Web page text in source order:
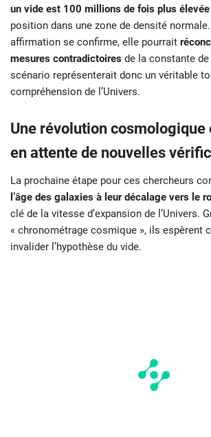
un vide est 100 millions de fois plus élevée
position dans une zone de densité
affirmation se confirme, elle pourrait
mesures contradictoires de la constante
scénario représenterait donc un véritable
compréhension de l’Univers.
Une révolution cosmologique
en attente de nouvelles
La prochaine étape pour ces chercheurs
l’âge des galaxies à leur décalage vers le
clé de la vitesse d’expansion de l’Univers.
« chronométrage cosmique », ils espèrent
invalider l’hypothèse du vide.